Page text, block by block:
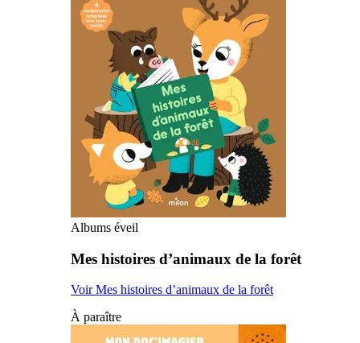
Albums éveil
Mes histoires d’animaux de la forêt
Voir Mes histoires d’animaux de la forêt
À paraître